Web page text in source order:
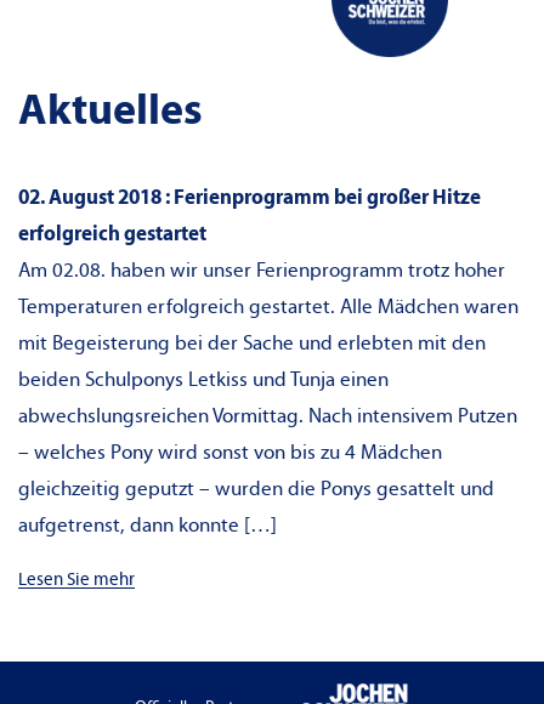
Aktuelles
02. August 2018 : Ferienprogramm bei großer Hitze
erfolgreich gestartet
Am 02.08. haben wir unser Ferienprogramm trotz hoher
Temperaturen erfolgreich gestartet. Alle Mädchen waren
mit Begeisterung bei der Sache und erlebten mit den
beiden Schulponys Letkiss und Tunja einen
abwechslungsreichen Vormittag. Nach intensivem Putzen
– welches Pony wird sonst von bis zu 4 Mädchen
gleichzeitig geputzt – wurden die Ponys gesattelt und
aufgetrenst, dann konnte […]
Lesen Sie mehr